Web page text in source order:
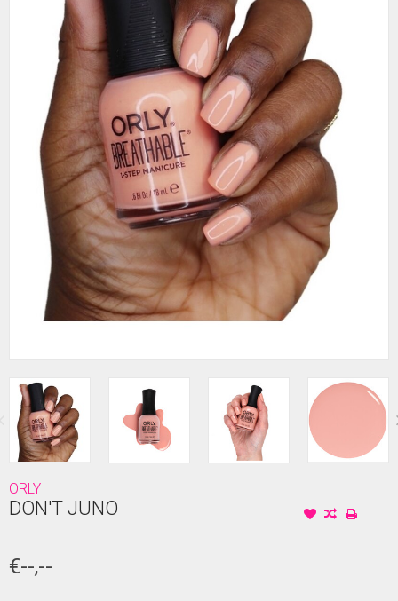
ORLY
DON'T JUNO
€--,--